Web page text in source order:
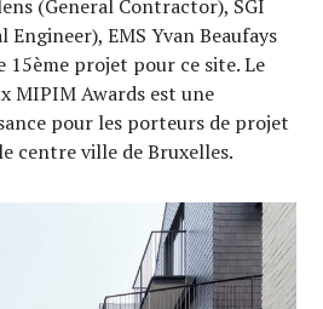
(General Contractor), SGI
EMS Yvan Beaufays
15ème projet pour ce site. Le
MIPIM Awards est une
pour les porteurs de projet
centre ville de Bruxelles.